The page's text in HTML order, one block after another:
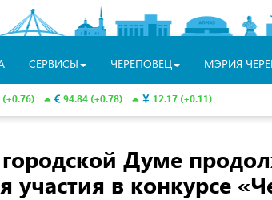
СЕРВИСЫ ЧЕРЕПОВЕЦ МЭРИЯ
(+0.76) 94.84 (+0.78) 12.17 (+0.11)
Думе
участия в конкурсе